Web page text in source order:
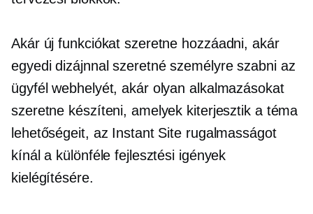
Akár új funkciókat szeretne hozzáadni, akár
egyedi dizájnnal szeretné személyre szabni az
ügyfél webhelyét, akár olyan alkalmazásokat
szeretne készíteni, amelyek kiterjesztik a téma
lehetőségeit, az Instant Site rugalmasságot
kínál a különféle fejlesztési igények
kielégítésére.